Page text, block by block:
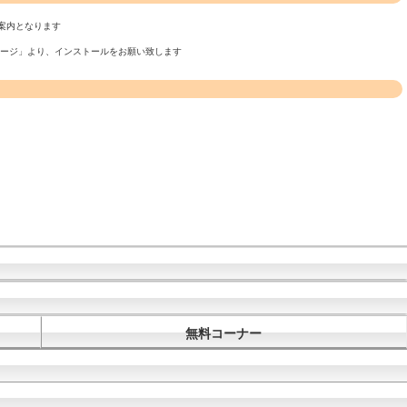
内となります
ジ」より、インストールをお願い致します
無料コーナー